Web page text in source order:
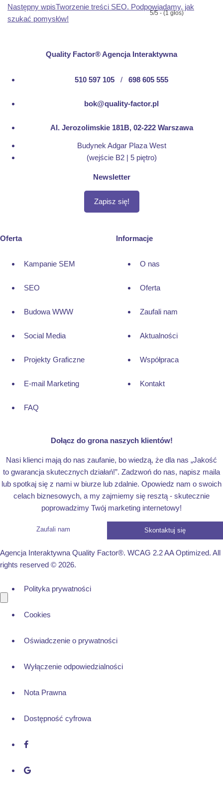
Następny wpisNastępny wpis:
Tworzenie treści SEO. Podpowiadamy, jak
szukać pomysłów!
5/5 - (1 głos)
Quality Factor® Agencja Interaktywna
510 597 105 / 698 605 555
bok@quality-factor.pl
Al. Jerozolimskie 181B, 02-222 Warszawa
Budynek Adgar Plaza West
(wejście B2 | 5 piętro)
Newsletter
Zapisz się!
Oferta
Kampanie SEM
SEO
Budowa WWW
Social Media
Projekty Graficzne
E-mail Marketing
FAQ
Informacje
O nas
Oferta
Zaufali nam
Aktualności
Współpraca
Kontakt
Dołącz do grona naszych klientów!
Nasi klienci mają do nas zaufanie, bo wiedzą, że dla nas „Jakość
to gwarancja skutecznych działań!”. Zadzwoń do nas, napisz maila
lub spotkaj się z nami w biurze lub zdalnie. Opowiedz nam o swoich
celach biznesowych, a my zajmiemy się resztą - skutecznie
poprowadzimy Twój marketing internetowy!
Zaufali nam Skontaktuj się
Agencja Interaktywna Quality Factor®. WCAG 2.2 AA Optimized. All
rights reserved © 2026.
Polityka prywatności
Cookies
Oświadczenie o prywatności
Wyłączenie odpowiedzialności
Nota Prawna
Dostępność cyfrowa